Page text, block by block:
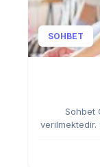
SOHBET
Sohbet
verilmektedir.